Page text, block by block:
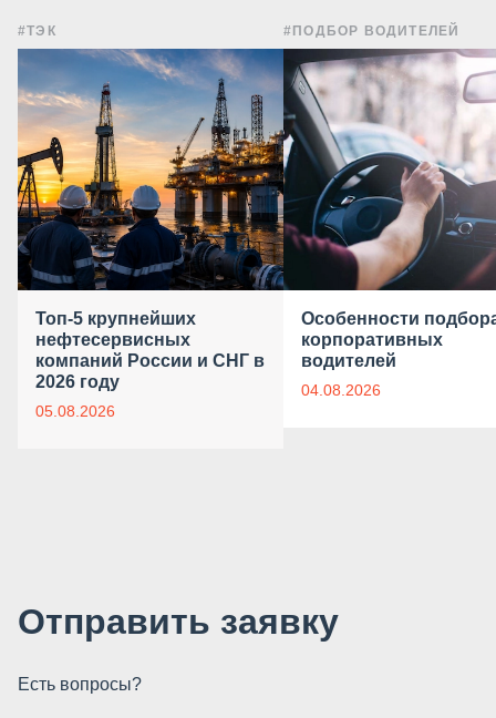
#ТЭК
Топ-5 крупнейших
нефтесервисных
компаний России и СНГ в
2026 году
05.08.2026
#ПОДБОР ВОДИТЕЛЕЙ
Особенности
корпоративных
водителей
04.08.2026
Отправить заявку
Есть вопросы?